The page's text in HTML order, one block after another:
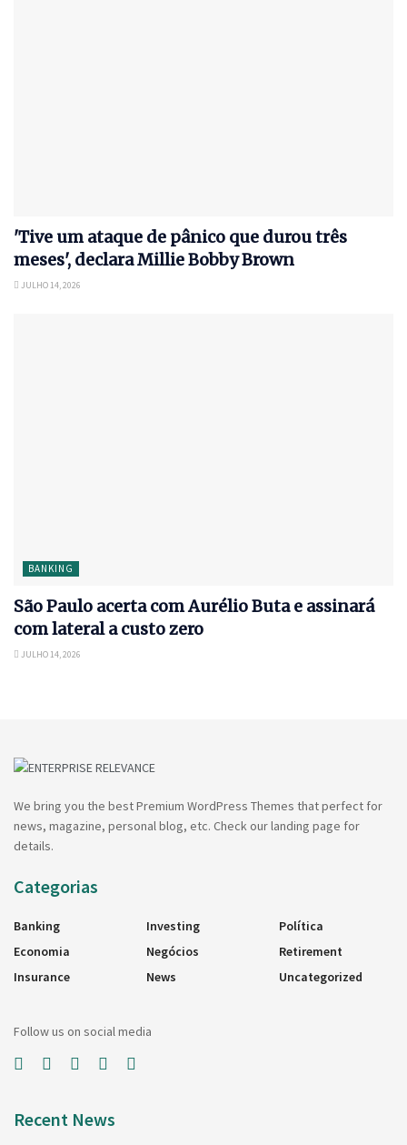
'Tive um ataque de pânico que durou três
meses', declara Millie Bobby Brown
JULHO 14, 2026
BANKING
São Paulo acerta com Aurélio Buta e assinará
com lateral a custo zero
JULHO 14, 2026
We bring you the best Premium WordPress Themes that perfect for
news, magazine, personal blog, etc. Check our landing page for
details.
Categorias
Banking
Economia
Insurance
Investing
Negócios
News
Política
Retirement
Uncategorized
Follow us on social media
Recent News